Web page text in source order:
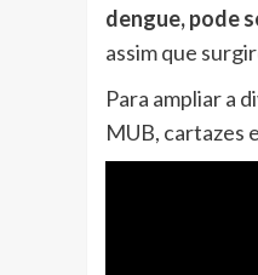
dengue, pode
assim que
Para ampliar a
MUB, cartazes